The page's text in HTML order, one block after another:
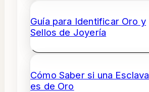
Guía para Identificar Oro y
Sellos de Joyería
Cómo Saber si una Esclava
es de Oro